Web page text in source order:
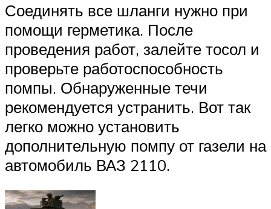
Соединять все шланги нужно при
помощи герметика. После
проведения работ, залейте тосол и
проверьте работоспособность
помпы. Обнаруженные течи
рекомендуется устранить. Вот так
легко можно установить
дополнительную помпу от газели на
автомобиль ВАЗ 2110.